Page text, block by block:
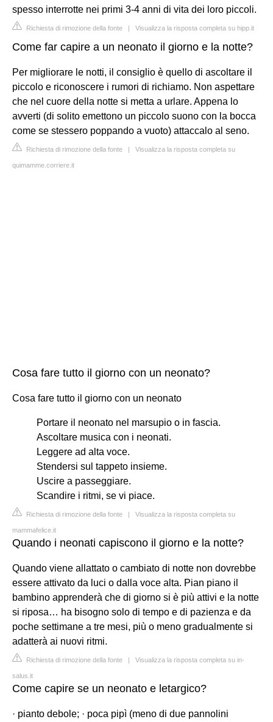
spesso interrotte nei primi 3-4 anni di vita dei loro piccoli.
Richiesta di rimozione della fonte | Visualizza la risposta completa su hipp.it
Come far capire a un neonato il giorno e la notte?
Per migliorare le notti, il consiglio è quello di ascoltare il
piccolo e riconoscere i rumori di richiamo. Non aspettare
che nel cuore della notte si metta a urlare. Appena lo
avverti (di solito emettono un piccolo suono con la bocca
come se stessero poppando a vuoto) attaccalo al seno.
Richiesta di rimozione della fonte | Visualizza la risposta completa su
quimamme.corriere.it
Cosa fare tutto il giorno con un neonato?
Cosa fare tutto il giorno con un neonato
Portare il neonato nel marsupio o in fascia.
Ascoltare musica con i neonati.
Leggere ad alta voce.
Stendersi sul tappeto insieme.
Uscire a passeggiare.
Scandire i ritmi, se vi piace.
Richiesta di rimozione della fonte | Visualizza la risposta completa su
mammafelice.it
Quando i neonati capiscono il giorno e la notte?
Quando viene allattato o cambiato di notte non dovrebbe
essere attivato da luci o dalla voce alta. Pian piano il
bambino apprenderà che di giorno si è più attivi e la notte
si riposa… ha bisogno solo di tempo e di pazienza e da
poche settimane a tre mesi, più o meno gradualmente si
adatterà ai nuovi ritmi.
Richiesta di rimozione della fonte | Visualizza la risposta completa su in-
salus.it
Come capire se un neonato e letargico?
· pianto debole; · poca pipì (meno di due pannolini